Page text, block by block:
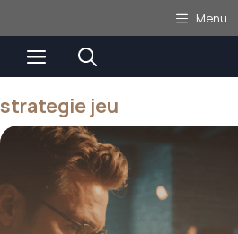
au
contenu
Menu
Menu
strategie jeu